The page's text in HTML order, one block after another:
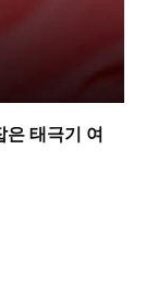
은 태극기 여